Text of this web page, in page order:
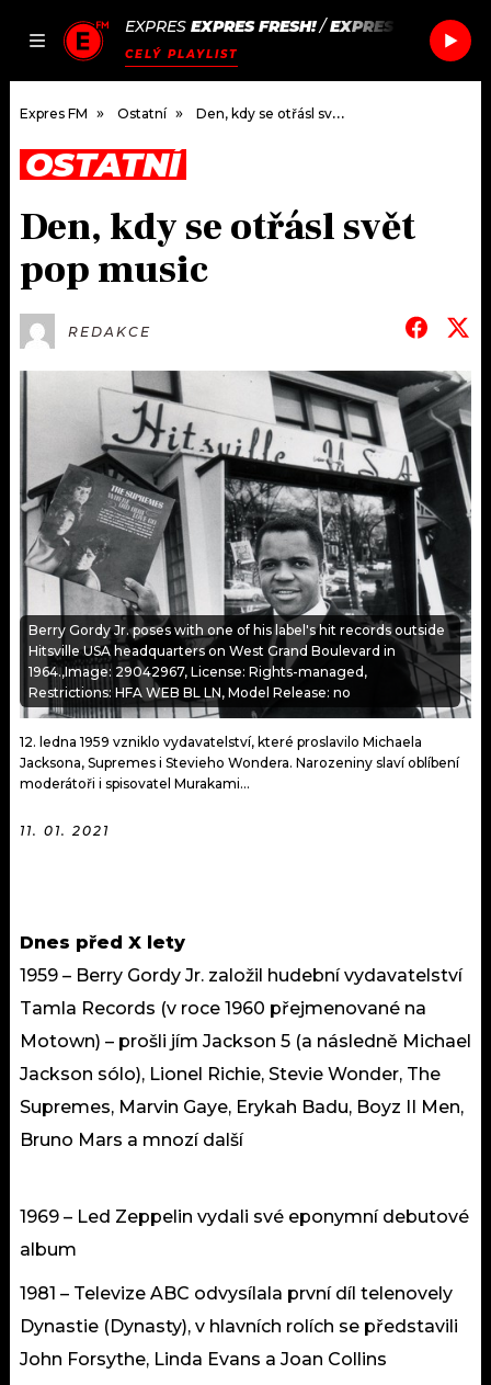
JAK
SEZNAM.CZ
EXPRES EXPRES FRESH!/EXPRES FRESH!
CELÝ PLAYLIST
DOMŮ
ČLÁNKY
AKTUÁLNĚ
HUDBA
ROZHOVORY
#NEBUDUDOMA
KALENDÁŘ
KVÍZY
VIP
TRENDY
KULTURA
MIX
PODCASTY
JAK NALADIT
RÁDIO
APLIKACE
PROGRAM
PLAYLIST
JAK NALADIT
SOUTĚŽE
Expres FM Ostatní Den, kdy se otřásl svět pop music
OSTATNÍ
Den, kdy se otřásl svět
pop music
REDAKCE
Berry Gordy Jr. poses with one of his label's hit records outside
Hitsville USA headquarters on West Grand Boulevard in
1964.,Image: 29042967, License: Rights-managed,
Restrictions: HFA WEB BL LN, Model Release: no
12. ledna 1959 vzniklo vydavatelství, které proslavilo Michaela
Jacksona, Supremes i Stevieho Wondera. Narozeniny slaví oblíbení
moderátoři i spisovatel Murakami...
11. 01. 2021
Dnes před X lety
1959 – Berry Gordy Jr. založil hudební vydavatelství
Tamla Records (v roce 1960 přejmenované na
Motown) – prošli jím Jackson 5 (a následně Michael
Jackson sólo), Lionel Richie, Stevie Wonder, The
Supremes, Marvin Gaye, Erykah Badu, Boyz II Men,
Bruno Mars a mnozí další
1969 – Led Zeppelin vydali své eponymní debutové
album
1981 – Televize ABC odvysílala první díl telenovely
Dynastie (Dynasty), v hlavních rolích se představili
John Forsythe, Linda Evans a Joan Collins